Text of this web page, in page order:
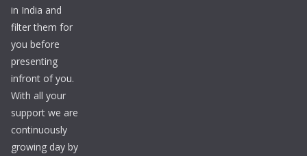
in India and
filter them for
you before
presenting
infront of you.
With all your
support we are
continuously
growing day by